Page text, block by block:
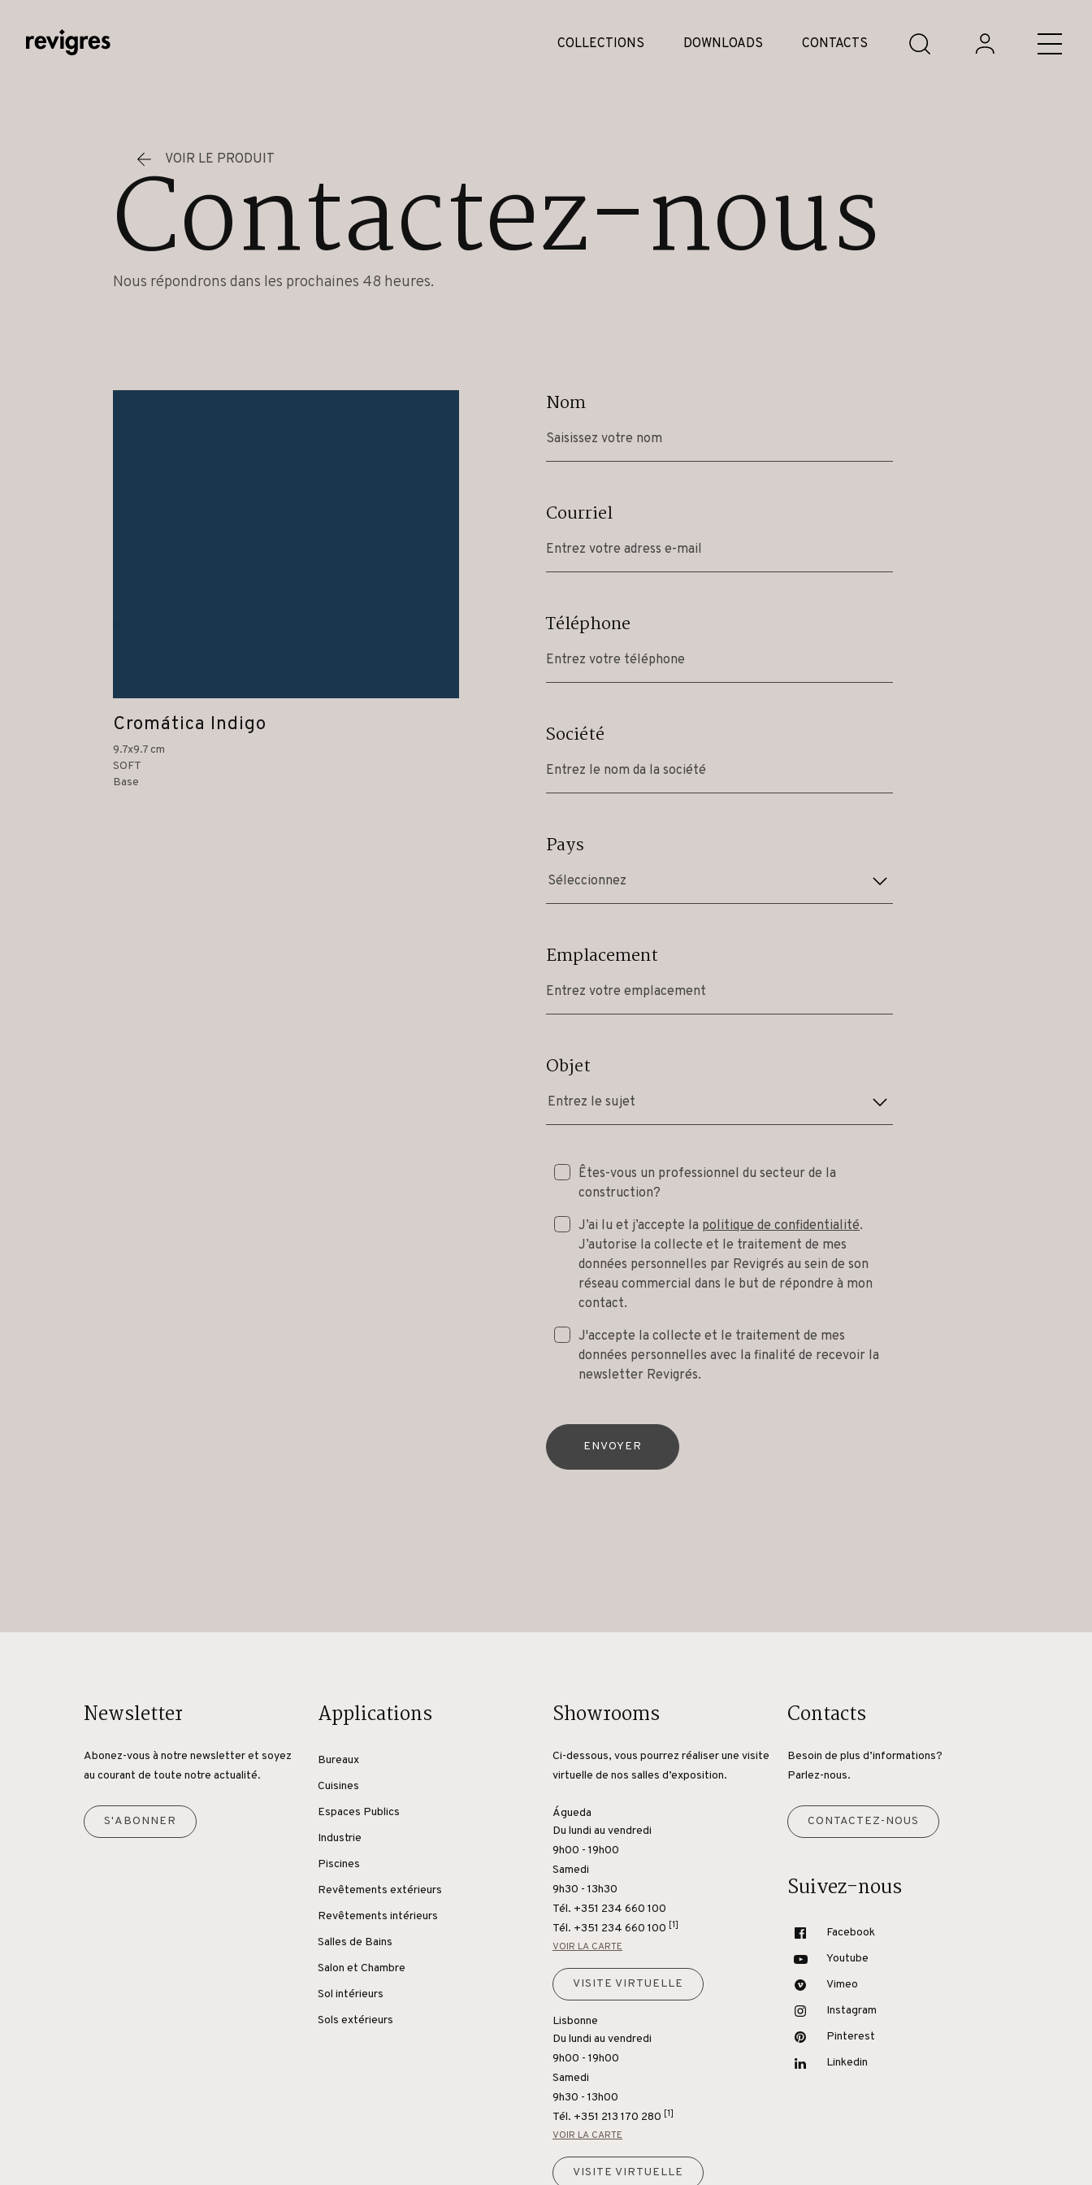
COLLECTIONS DOWNLOADS CONTACTS
VOIR LE PRODUIT
Contactez-nous
Nous répondrons dans les prochaines 48 heures.
Cromática Indigo
9.7x9.7 cm
SOFT
Base
Nom
Courriel
Téléphone
Société
Pays
Séleccionnez
Emplacement
Objet
Entrez le sujet
Êtes-vous un professionnel du secteur de la
construction?
J’ai lu et j’accepte la politique de confidentialité.
J’autorise la collecte et le traitement de mes
données personnelles par Revigrés au sein de son
réseau commercial dans le but de répondre à mon
contact.
J'accepte la collecte et le traitement de mes
données personnelles avec la finalité de recevoir la
newsletter Revigrés.
ENVOYER
Newsletter
Abonez-vous à notre newsletter et soyez
au courant de toute notre actualité.
S'ABONNER
Applications
Bureaux
Cuisines
Espaces Publics
Industrie
Piscines
Revêtements extérieurs
Revêtements intérieurs
Salles de Bains
Salon et Chambre
Sol intérieurs
Sols extérieurs
Showrooms
Ci-dessous, vous pourrez réaliser une visite
virtuelle de nos salles d’exposition.
Águeda
Du lundi au vendredi
9h00 - 19h00
Samedi
9h30 - 13h30
Tél. +351 234 660 100
Tél. +351 234 660 100 [1]
VOIR LA CARTE
VISITE VIRTUELLE
Lisbonne
Du lundi au vendredi
9h00 - 19h00
Samedi
9h30 - 13h00
Tél. +351 213 170 280 [1]
VOIR LA CARTE
VISITE VIRTUELLE
Contacts
Besoin de plus d’informations?
Parlez-nous.
CONTACTEZ-NOUS
Suivez-nous
Facebook
Youtube
Vimeo
Instagram
Pinterest
Linkedin